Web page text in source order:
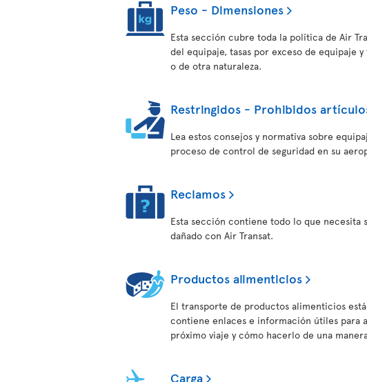
Peso - Dimensiones
Esta sección cubre toda la política de Air
del equipaje, tasas por exceso de equipaje
o de otra naturaleza.
Restringidos - Prohibidos
Lea estos consejos y normativa sobre
proceso de control de seguridad en su
Reclamos
Esta sección contiene todo lo que
dañado con Air Transat.
Productos alimenticios
El transporte de productos alimenticios
contiene enlaces e información útiles para
próximo viaje y cómo hacerlo de una
Carga